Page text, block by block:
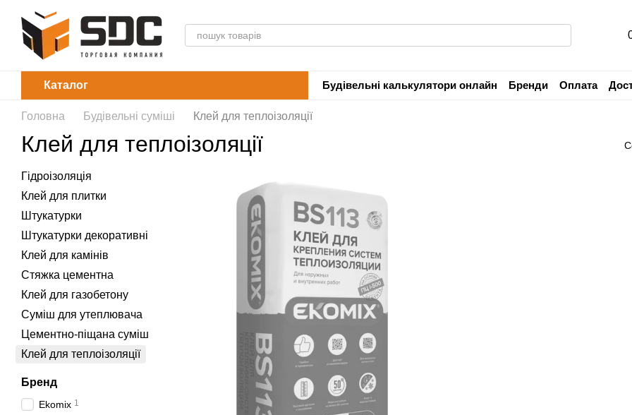
Перейти до основного контенту
Каталог Будівельні калькулятори онлайн Бренди Оплата
Головна
Будівельні суміші Клей для теплоізоляції
Клей для теплоізоляції
Гідроізоляція
Клей для плитки
Штукатурки
Штукатурки декоративні
Клей для камінів
Стяжка цементна
Клей для газобетону
Суміш для утеплювача
Цементно-піщана суміш
Клей для теплоізоляції
Бренд
Ekomix 1